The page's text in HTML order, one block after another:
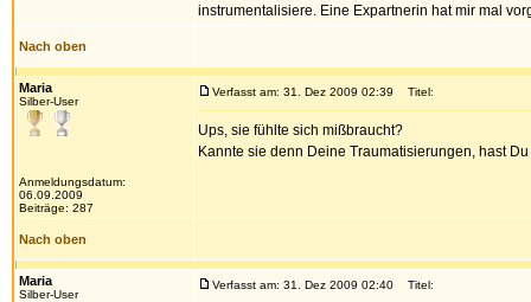
instrumentalisiere. Eine Expartnerin hat mir mal
Nach oben
Maria
Silber-User
Anmeldungsdatum:
06.09.2009
Beiträge: 287
Verfasst am: 31. Dez 2009 02:39 Titel:
Ups, sie fühlte sich mißbraucht?
Kannte sie denn Deine Traumatisierungen, hast
Nach oben
Maria
Silber-User
Verfasst am: 31. Dez 2009 02:40 Titel: